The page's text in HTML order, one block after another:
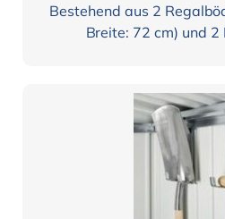
Bestehend aus 2
Breite: 72 cm) und 2